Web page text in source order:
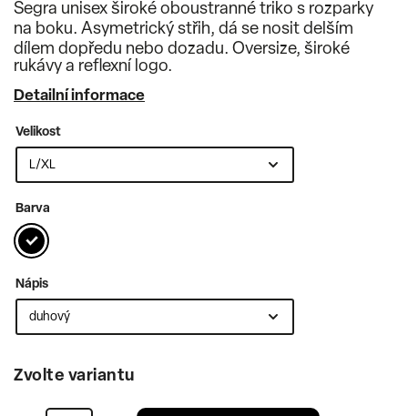
Segra unisex široké oboustranné triko s rozparky
na boku. Asymetrický střih, dá se nosit delším
dílem dopředu nebo dozadu. Oversize, široké
rukávy a reflexní logo.
Detailní informace
Velikost
Barva
Nápis
Zvolte variantu